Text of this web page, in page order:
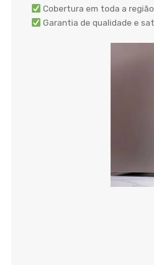
Cobertura em toda a
Garantia de qualidade e